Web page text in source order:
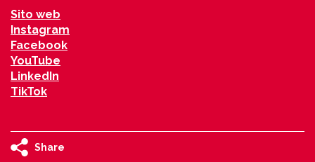
Sito web
Instagram
Facebook
YouTube
LinkedIn
TikTok
Share